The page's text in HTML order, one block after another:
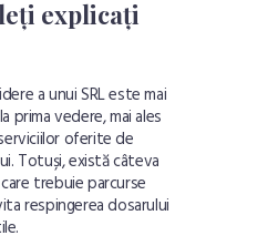
explicați
a unui SRL este mai
prima vedere, mai ales
oferite de
Totuși, există câteva
trebuie parcurse
respingerea dosarului